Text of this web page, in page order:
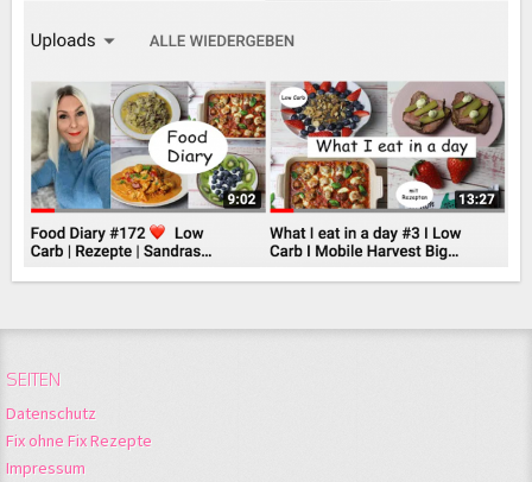
SEITEN
Datenschutz
Fix ohne Fix Rezepte
Impressum